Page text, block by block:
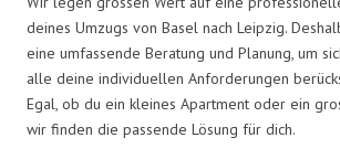
deines Umzugs von Basel nach Leipzig.
eine umfassende Beratung und Planung, um
alle deine individuellen Anforderungen
Egal, ob du ein kleines Apartment oder ein
wir finden die passende Lösung für dich.